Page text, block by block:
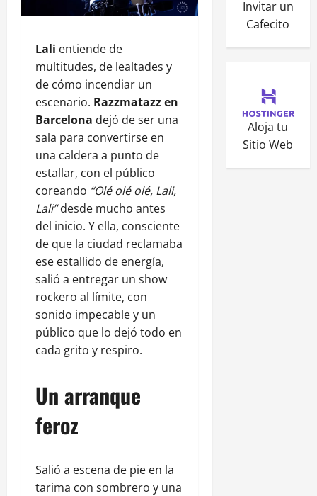
Lali entiende de
multitudes, de lealtades y
de cómo incendiar un
escenario. Razzmatazz en
Barcelona dejó de ser una
sala para convertirse en
una caldera a punto de
estallar, con el público
coreando “Olé olé olé, Lali,
Lali”desde mucho antes
del inicio. Y ella, consciente
de que la ciudad reclamaba
ese estallido de energía,
salió a entregar un show
rockero al límite, con
sonido impecable y un
público que lo dejó todo en
cada grito y respiro.
Un arranque
feroz
Salió a escena de pie en la
tarima con sombrero y una
Invitar un
Cafecito
Aloja tu
Sitio Web